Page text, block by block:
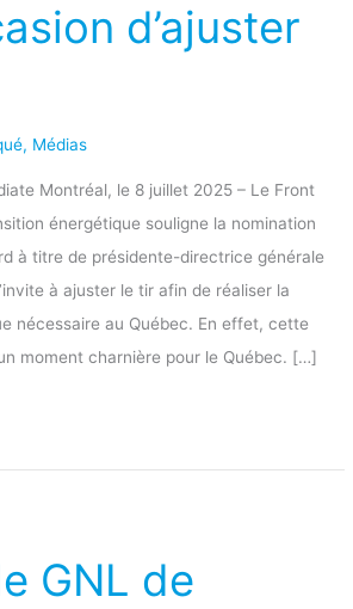
d’ajuster
, Médias
Montréal, le 8 juillet 2025 – Le Front
énergétique souligne la nomination
à titre de présidente-directrice générale
à ajuster le tir afin de réaliser la
nécessaire au Québec. En effet, cette
moment charnière pour le Québec. […]
GNL de